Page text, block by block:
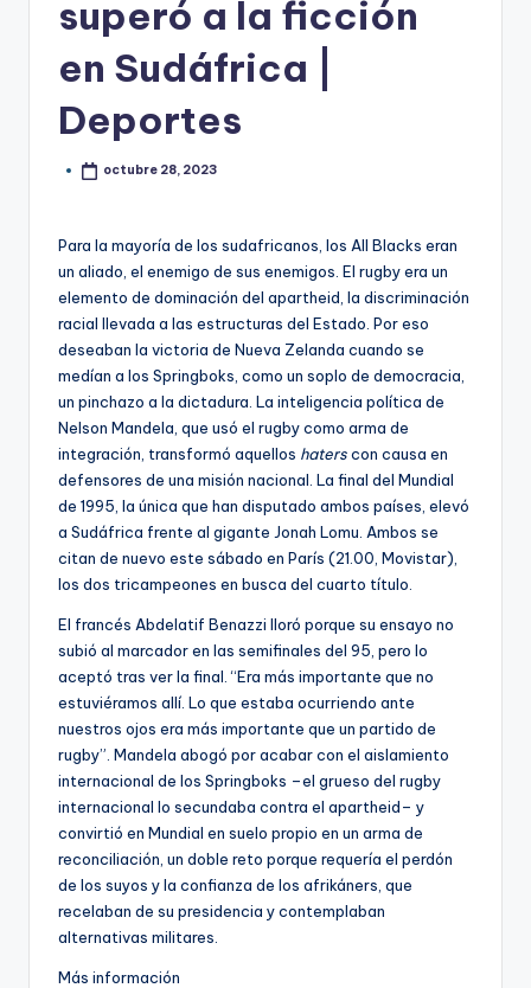
superó a la ficción
en Sudáfrica |
Deportes
octubre 28, 2023
Para la mayoría de los sudafricanos, los All Blacks eran
un aliado, el enemigo de sus enemigos. El rugby era un
elemento de dominación del apartheid, la discriminación
racial llevada a las estructuras del Estado. Por eso
deseaban la victoria de Nueva Zelanda cuando se
medían a los Springboks, como un soplo de democracia,
un pinchazo a la dictadura. La inteligencia política de
Nelson Mandela, que usó el rugby como arma de
integración, transformó aquellos haterscon causa en
defensores de una misión nacional. La final del Mundial
de 1995, la única que han disputado ambos países, elevó
a Sudáfrica frente al gigante Jonah Lomu. Ambos se
citan de nuevo este sábado en París (21.00, Movistar),
los dos tricampeones en busca del cuarto título.
El francés Abdelatif Benazzi lloró porque su ensayo no
subió al marcador en las semifinales del 95, pero lo
aceptó tras ver la final. “Era más importante que no
estuviéramos allí. Lo que estaba ocurriendo ante
nuestros ojos era más importante que un partido de
rugby”. Mandela abogó por acabar con el aislamiento
internacional de los Springboks –el grueso del rugby
internacional lo secundaba contra el apartheid– y
convirtió en Mundial en suelo propio en un arma de
reconciliación, un doble reto porque requería el perdón
de los suyos y la confianza de los afrikáners, que
recelaban de su presidencia y contemplaban
alternativas militares.
Más información